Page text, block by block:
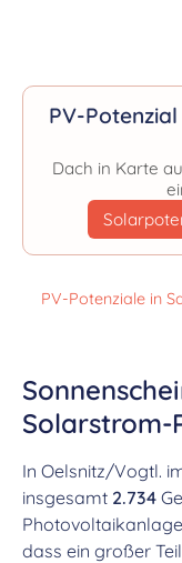
PV-
Dach in Karte
PV-Potenziale in
Solarstrom-
In Oelsnitz/Vogtl.
insgesamt 2.734
dass ein großer